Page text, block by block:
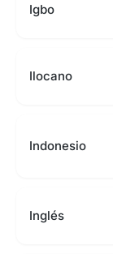
Igbo
Ilocano
Indonesio
Inglés